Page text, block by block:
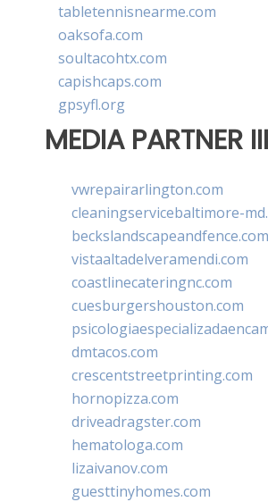
tabletennisnearme.com
oaksofa.com
soultacohtx.com
capishcaps.com
gpsyfl.org
MEDIA PARTNER III
vwrepairarlington.com
cleaningservicebaltimore-
beckslandscapeandfence.com
vistaaltadelveramendi.com
coastlinecateringnc.com
cuesburgershouston.com
dmtacos.com
crescentstreetprinting.com
hornopizza.com
driveadragster.com
hematologa.com
lizaivanov.com
guesttinyhomes.com